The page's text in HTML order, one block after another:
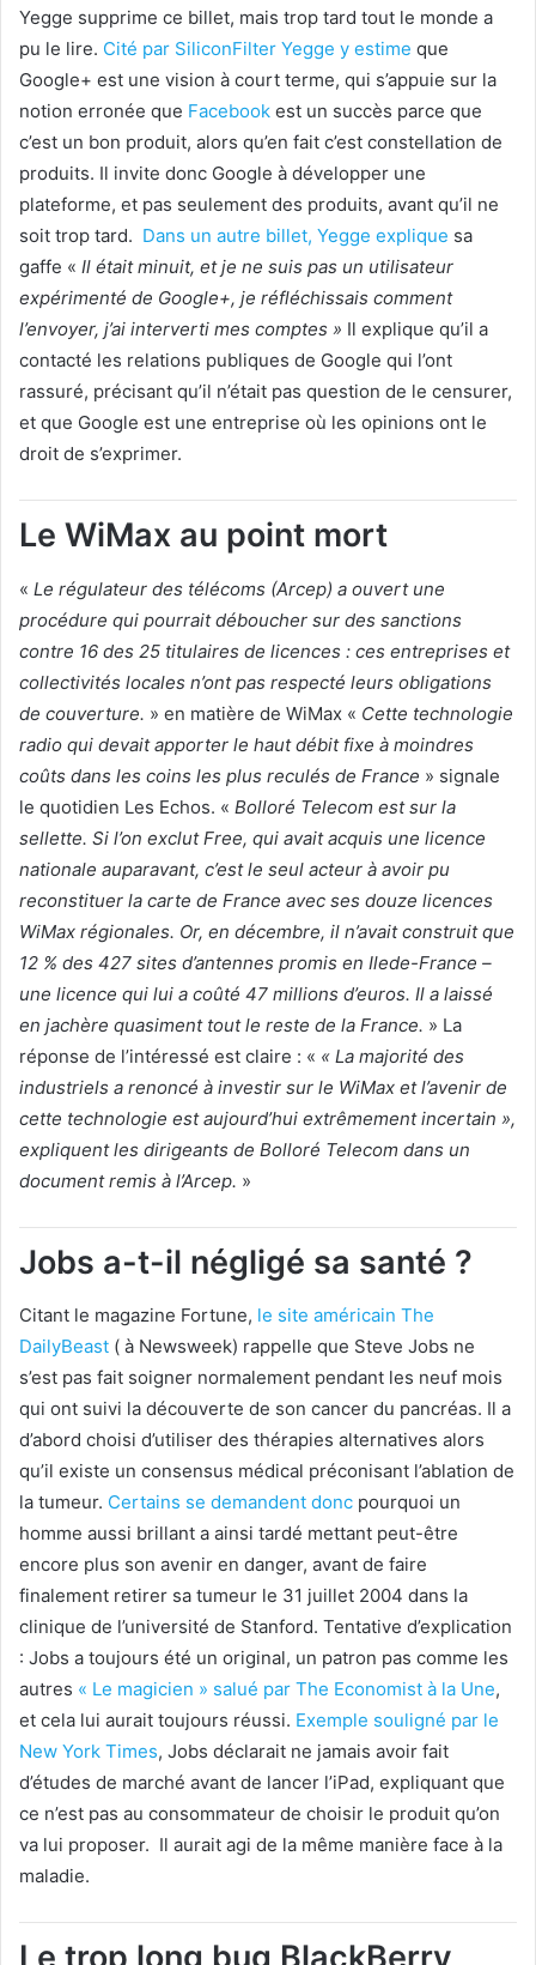
Yegge supprime ce billet, mais trop tard tout le monde a
pu le lire. Cité par SiliconFilter Yegge y estime que
Google+ est une vision à court terme, qui s’appuie sur la
notion erronée que Facebook est un succès parce que
c’est un bon produit, alors qu’en fait c’est constellation de
produits. Il invite donc Google à développer une
plateforme, et pas seulement des produits, avant qu’il ne
soit trop tard. Dans un autre billet, Yegge explique sa
gaffe « Il était minuit, et je ne suis pas un utilisateur
expérimenté de Google+, je réfléchissais comment
l’envoyer, j’ai interverti mes comptes » Il explique qu’il a
contacté les relations publiques de Google qui l’ont
rassuré, précisant qu’il n’était pas question de le censurer,
et que Google est une entreprise où les opinions ont le
droit de s’exprimer.
Le WiMax au point mort
« Le régulateur des télécoms (Arcep) a ouvert une
procédure qui pourrait déboucher sur des sanctions
contre 16 des 25 titulaires de licences : ces entreprises et
collectivités locales n’ont pas respecté leurs obligations
de couverture. » en matière de WiMax « Cette technologie
radio qui devait apporter le haut débit fixe à moindres
coûts dans les coins les plus reculés de France » signale
le quotidien Les Echos. « Bolloré Telecom est sur la
sellette. Si l’on exclut Free, qui avait acquis une licence
nationale auparavant, c’est le seul acteur à avoir pu
reconstituer la carte de France avec ses douze licences
WiMax régionales. Or, en décembre, il n’avait construit que
12 % des 427 sites d’antennes promis en Ilede-France –
une licence qui lui a coûté 47 millions d’euros. Il a laissé
en jachère quasiment tout le reste de la France. » La
réponse de l’intéressé est claire : « « La majorité des
industriels a renoncé à investir sur le WiMax et l’avenir de
cette technologie est aujourd’hui extrêmement incertain »,
expliquent les dirigeants de Bolloré Telecom dans un
document remis à l’Arcep. »
Jobs a-t-il négligé sa santé ?
Citant le magazine Fortune, le site américain The
DailyBeast ( à Newsweek) rappelle que Steve Jobs ne
s’est pas fait soigner normalement pendant les neuf mois
qui ont suivi la découverte de son cancer du pancréas. Il a
d’abord choisi d’utiliser des thérapies alternatives alors
qu’il existe un consensus médical préconisant l’ablation de
la tumeur. Certains se demandent donc pourquoi un
homme aussi brillant a ainsi tardé mettant peut-être
encore plus son avenir en danger, avant de faire
finalement retirer sa tumeur le 31 juillet 2004 dans la
clinique de l’université de Stanford. Tentative d’explication
: Jobs a toujours été un original, un patron pas comme les
autres « Le magicien » salué par The Economist à la Une,
et cela lui aurait toujours réussi. Exemple souligné par le
New York Times, Jobs déclarait ne jamais avoir fait
d’études de marché avant de lancer l’iPad, expliquant que
ce n’est pas au consommateur de choisir le produit qu’on
va lui proposer. Il aurait agi de la même manière face à la
maladie.